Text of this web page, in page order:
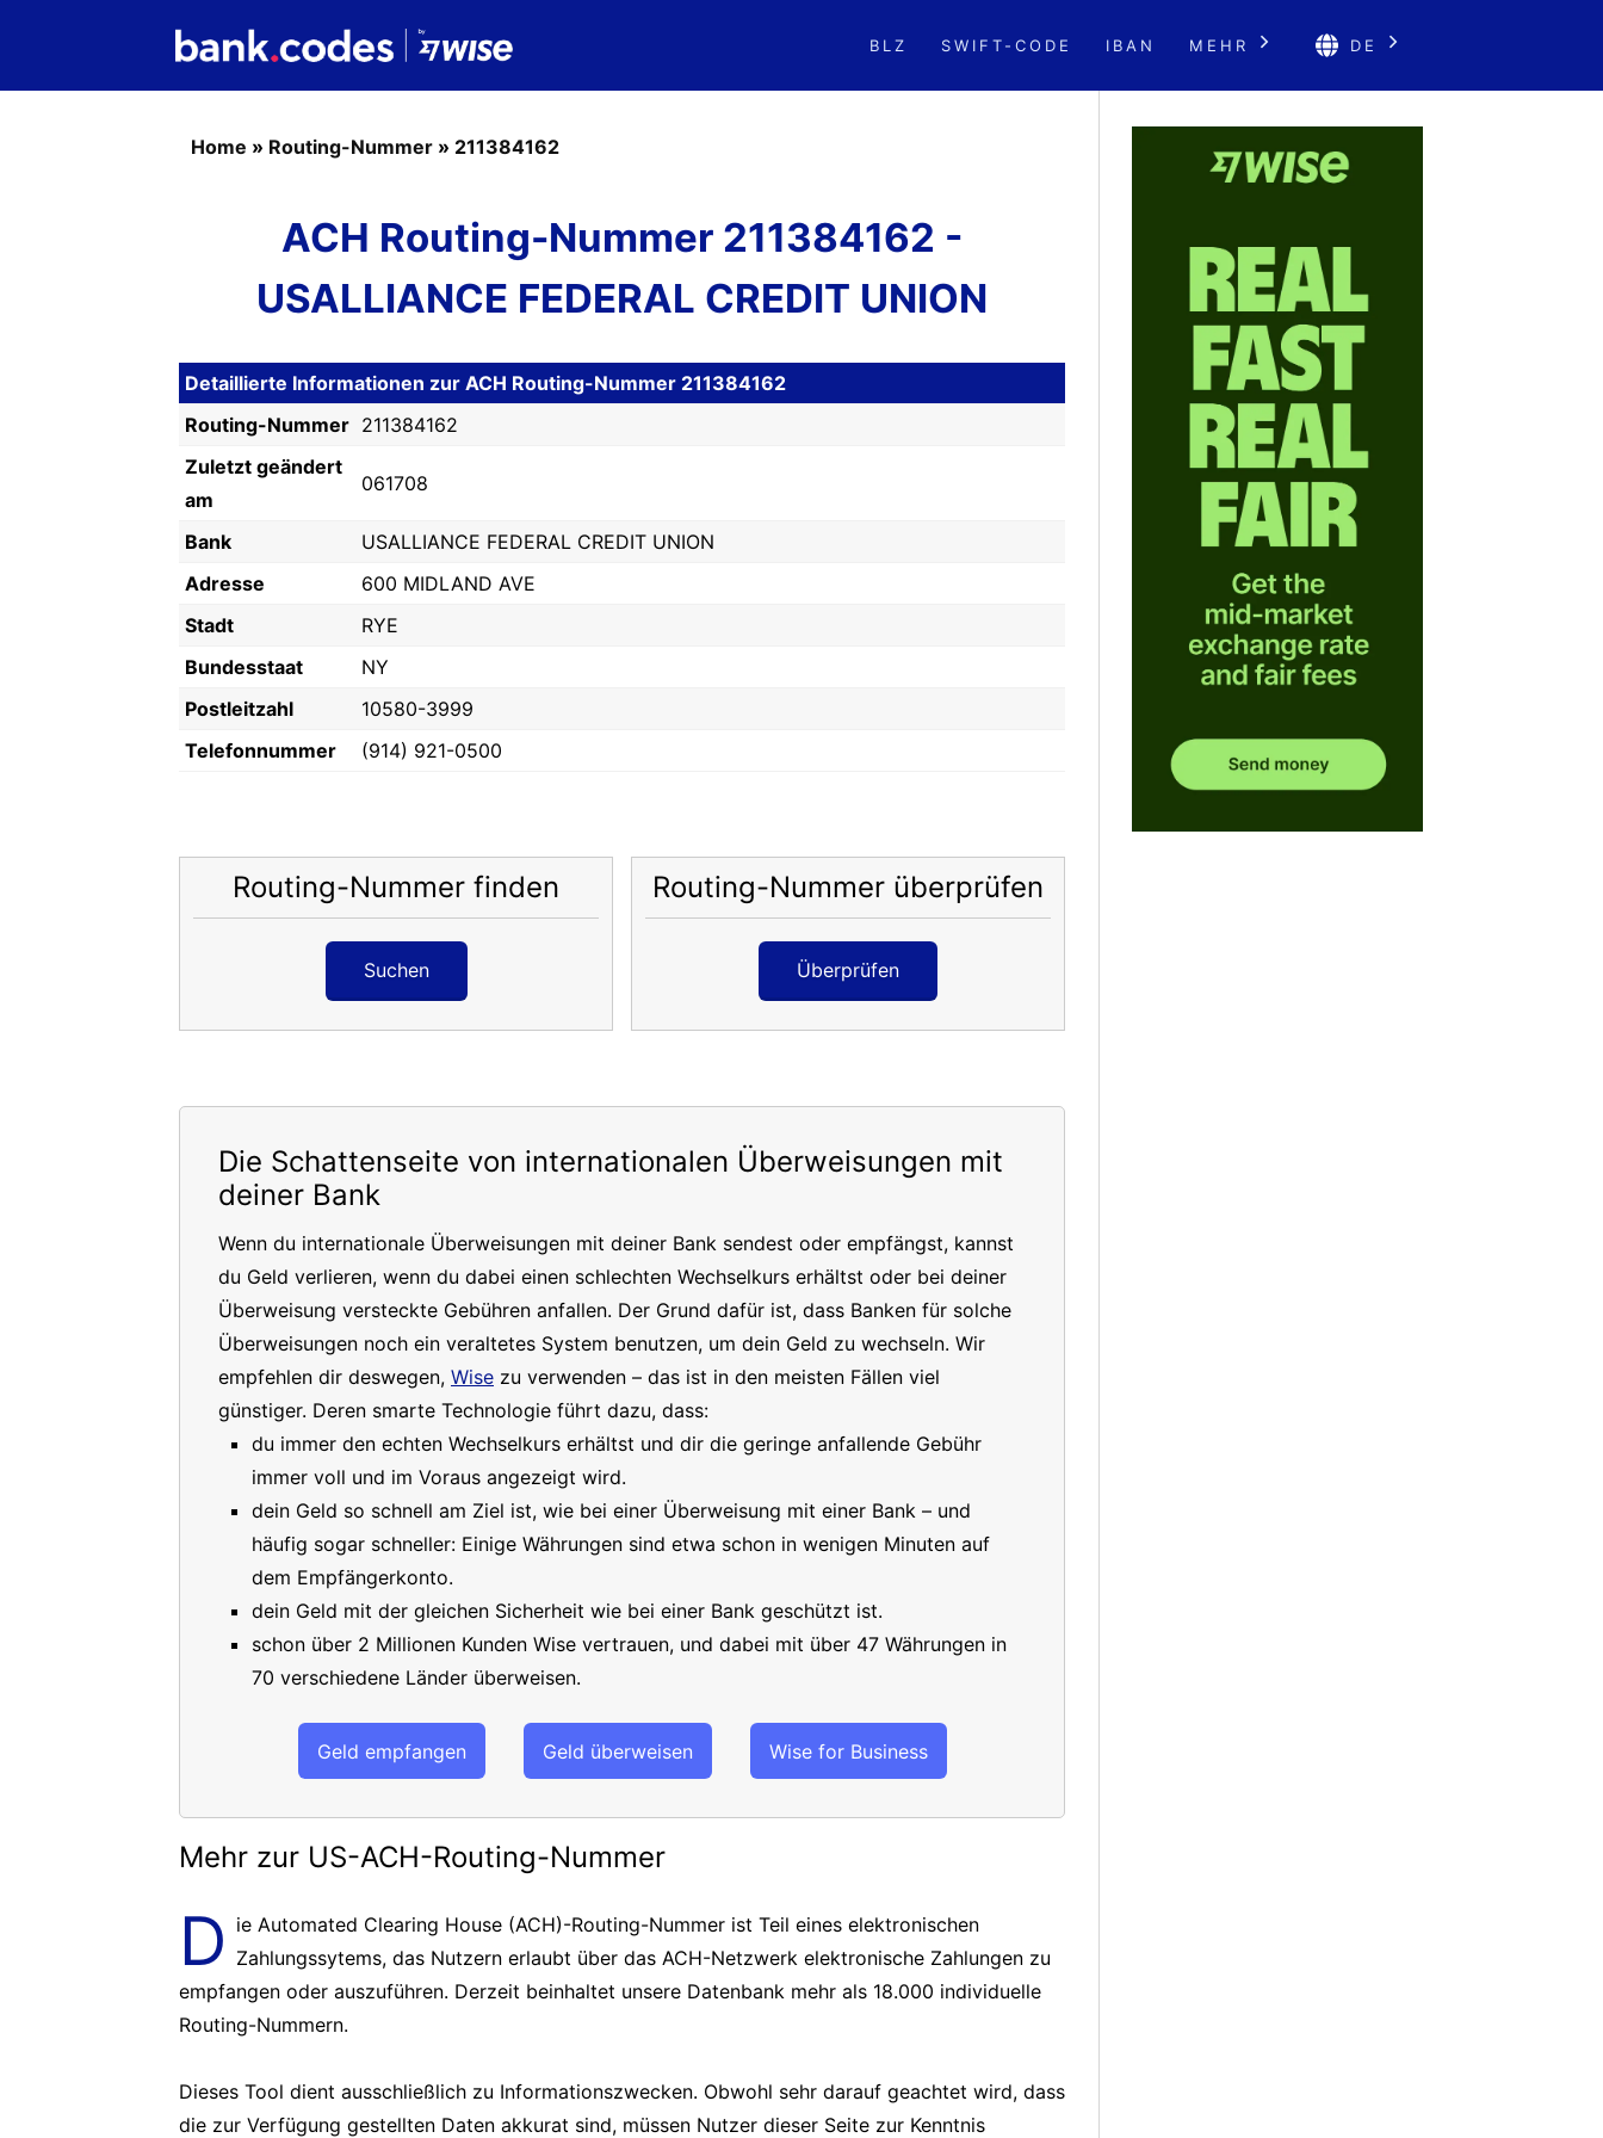
BLZ SWIFT-CODE IBAN MEHR DE
Home » Routing-Nummer » 211384162
ACH Routing-Nummer 211384162 -
USALLIANCE FEDERAL CREDIT UNION
Detaillierte Informationen zur ACH Routing-Nummer 211384162
Routing-Nummer 211384162
Zuletzt geändert
am
061708
Bank
USALLIANCE FEDERAL CREDIT UNION
Adresse
600 MIDLAND AVE
Stadt
RYE
Bundesstaat
NY
Postleitzahl
10580-3999
Telefonnummer
(914) 921-0500
Routing-Nummer finden
Suchen
Routing-Nummer überprüfen
Überprüfen
Die Schattenseite von internationalen Überweisungen mit
deiner Bank
Wenn du internationale Überweisungen mit deiner Bank sendest oder empfängst, kannst
du Geld verlieren, wenn du dabei einen schlechten Wechselkurs erhältst oder bei deiner
Überweisung versteckte Gebühren anfallen. Der Grund dafür ist, dass Banken für solche
Überweisungen noch ein veraltetes System benutzen, um dein Geld zu wechseln. Wir
empfehlen dir deswegen, Wise zu verwenden – das ist in den meisten Fällen viel
günstiger. Deren smarte Technologie führt dazu, dass:
du immer den echten Wechselkurs erhältst und dir die geringe anfallende Gebühr
immer voll und im Voraus angezeigt wird.
dein Geld so schnell am Ziel ist, wie bei einer Überweisung mit einer Bank – und
häufig sogar schneller: Einige Währungen sind etwa schon in wenigen Minuten auf
dem Empfängerkonto.
dein Geld mit der gleichen Sicherheit wie bei einer Bank geschützt ist.
schon über 2 Millionen Kunden Wise vertrauen, und dabei mit über 47 Währungen in
70 verschiedene Länder überweisen.
Geld empfangen Geld überweisen Wise for Business
Mehr zur US-ACH-Routing-Nummer
D ie Automated Clearing House (ACH)-Routing-Nummer ist Teil eines elektronischen
Zahlungssytems, das Nutzern erlaubt über das ACH-Netzwerk elektronische Zahlungen zu
empfangen oder auszuführen. Derzeit beinhaltet unsere Datenbank mehr als 18.000 individuelle
Routing-Nummern.
Dieses Tool dient ausschließlich zu Informationszwecken. Obwohl sehr darauf geachtet wird, dass
die zur Verfügung gestellten Daten akkurat sind, müssen Nutzer dieser Seite zur Kenntnis